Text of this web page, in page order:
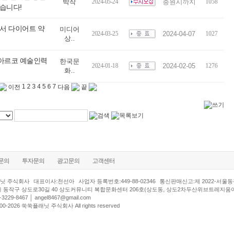
니다!
박작 2024-05-24 충원시까지 1058
다이어트 약
미디어
상..
2024-03-25 2024-04-07 1027
르코 예술인력
한국문
화..
2024-01-18 2024-02-05 1276
이전 1 2 3 4 5 6 7 다음 끝
의 투자문의 광고문의 고객센터
주식회사 대표이사:천선아 사업자 등록번호:449-88-02346
통신판매신고:제 2022-서울
동작구 상도로30길 40 상도커뮤니티 복합문화센터 206호(상도동, 상도2차두산위브트레지움
8467 │ angel8467@gmail.com
2026 쑥쑥플래닛 주식회사 All rights reserved